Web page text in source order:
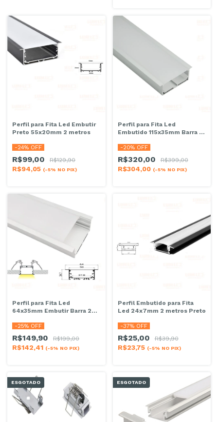
Perfil para Fita Led Embutir
Preto 55x20mm 2 metros
-24% OFF
R$99,00 R$129,90
R$94,05 (-5% NO PIX)
Perfil para Fita Led
Embutido 115x35mm Barra 2
-20% OFF
R$320,00 R$399,00
R$304,00 (-5% NO PIX)
Perfil para Fita Led
64x35mm Embutir Barra 2
-25% OFF
R$149,90 R$199,00
R$142,41 (-5% NO PIX)
Perfil Embutido para Fita
Led 24x7mm 2 metros Preto
-37% OFF
R$25,00 R$39,90
R$23,75 (-5% NO PIX)
ESGOTADO ESGOTADO